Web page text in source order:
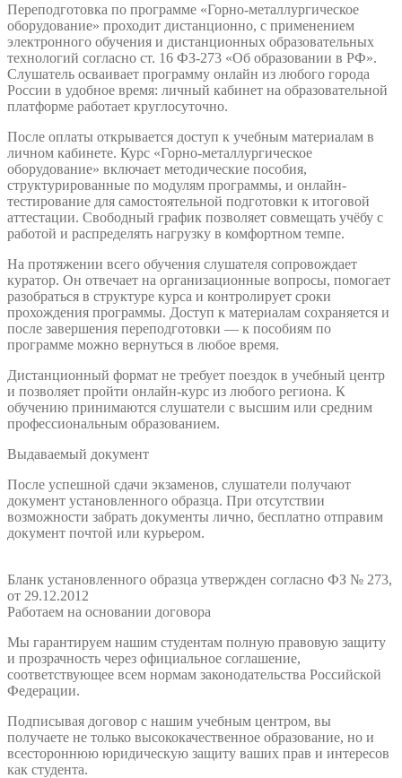
Переподготовка по программе «Горно-металлургическое
оборудование» проходит дистанционно, с применением
электронного обучения и дистанционных образовательных
технологий согласно ст. 16 ФЗ-273 «Об образовании в РФ».
Слушатель осваивает программу онлайн из любого города
России в удобное время: личный кабинет на образовательной
платформе работает круглосуточно.
После оплаты открывается доступ к учебным материалам в
личном кабинете. Курс «Горно-металлургическое
оборудование» включает методические пособия,
структурированные по модулям программы, и онлайн-
тестирование для самостоятельной подготовки к итоговой
аттестации. Свободный график позволяет совмещать учёбу с
работой и распределять нагрузку в комфортном темпе.
На протяжении всего обучения слушателя сопровождает
куратор. Он отвечает на организационные вопросы, помогает
разобраться в структуре курса и контролирует сроки
прохождения программы. Доступ к материалам сохраняется и
после завершения переподготовки — к пособиям по
программе можно вернуться в любое время.
Дистанционный формат не требует поездок в учебный центр
и позволяет пройти онлайн-курс из любого региона. К
обучению принимаются слушатели с высшим или средним
профессиональным образованием.
Выдаваемый документ
После успешной сдачи экзаменов, слушатели получают
документ установленного образца. При отсутствии
возможности забрать документы лично, бесплатно отправим
документ почтой или курьером.
Бланк установленного образца утвержден согласно ФЗ № 273,
от 29.12.2012
Работаем на основании договора
Мы гарантируем нашим студентам полную правовую защиту
и прозрачность через официальное соглашение,
соответствующее всем нормам законодательства Российской
Федерации.
Подписывая договор с нашим учебным центром, вы
получаете не только высококачественное образование, но и
всестороннюю юридическую защиту ваших прав и интересов
как студента.